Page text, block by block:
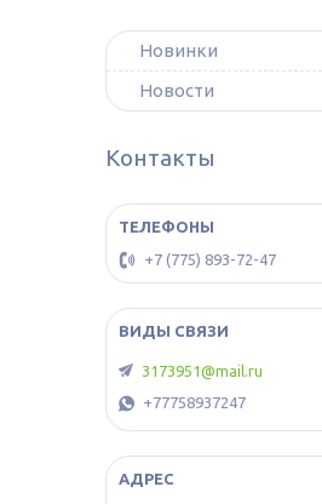
Новинки
Новости
Контакты
+7 (775) 893-72-47
3173951@mail.ru
+77758937247